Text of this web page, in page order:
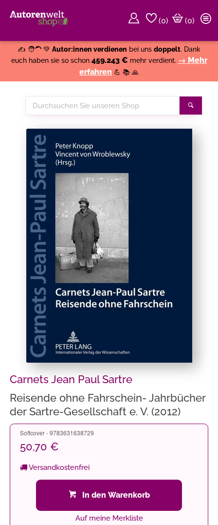
(0)
(0)
✍️ 🧑‍🦱 💚 Autor:innen verdienen bei uns doppelt. Dank
euch haben sie so schon 459.243 € mehr verdient. → Mehr
erfahren 💪 📚 🙏
Durchsuchen
Sie
Shop
Carnets Jean Paul Sartre
Reisende ohne Fahrschein- Jahrbücher
der Sartre-Gesellschaft e. V. (2012)
Softcover - 9783631638729
50,70 €
Versandkostenfrei
In den Warenkorb
Auf meine Merkliste